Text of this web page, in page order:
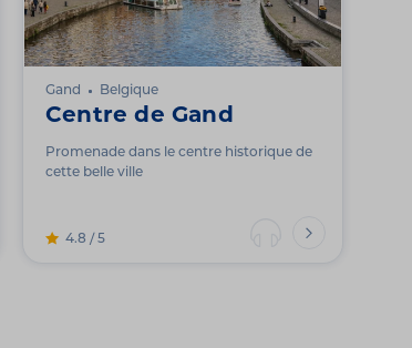
Gand Belgique
Centre de Gand
Promenade dans le centre historique de
cette belle ville
4.8 / 5